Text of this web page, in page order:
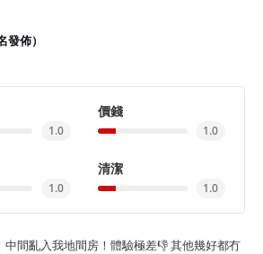
發佈）
1.0
價錢
1.0
1.0
清潔
1.0
中間亂入我地間房！體驗極差👎 其他幾好都冇